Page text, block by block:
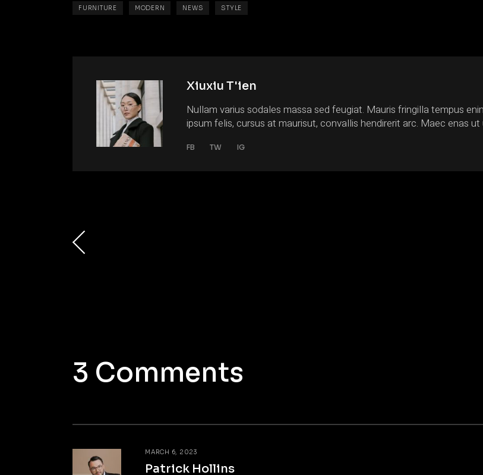
FURNITURE MODERN NEWS STYLE
Xiuxiu T'ien
Nullam varius sodales massa sed feugiat. Mauris fringilla tempus
ipsum felis, cursus at maurisut, convallis hendirerit arc. Maec enas
FB TW IG
3 Comments
MARCH 6, 2023
Patrick Hollins